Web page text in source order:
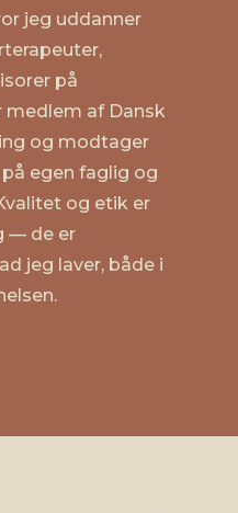
jeg uddanner
på
medlem af Dansk
og modtager
egen faglig og
og etik er
— de er
jeg laver, både i